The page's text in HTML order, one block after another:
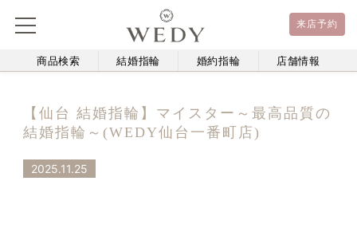
来店予約
商品検索 結婚指輪 婚約指輪 店舗情報
【仙台 結婚指輪】マイスター～最高品質の
結婚指輪～(WEDY仙台一番町店)
2025.11.25